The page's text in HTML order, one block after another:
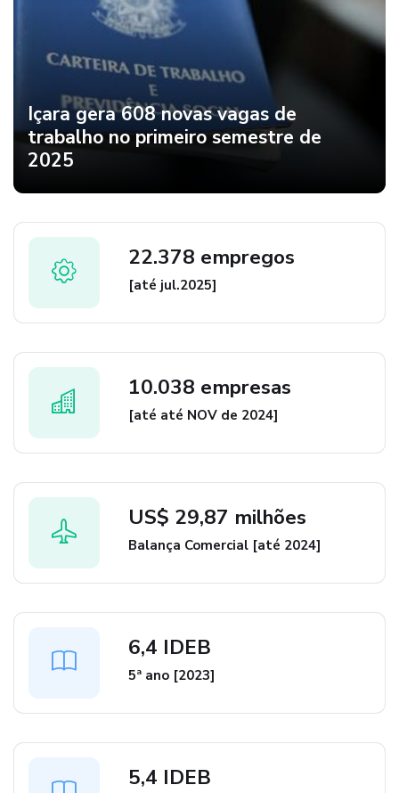
Içara gera 608 novas vagas de
trabalho no primeiro semestre de
2025
22.378 empregos
[até jul.2025]
10.038 empresas
[até até NOV de 2024]
US$ 29,87 milhões
Balança Comercial [até 2024]
6,4 IDEB
5ª ano [2023]
5,4 IDEB